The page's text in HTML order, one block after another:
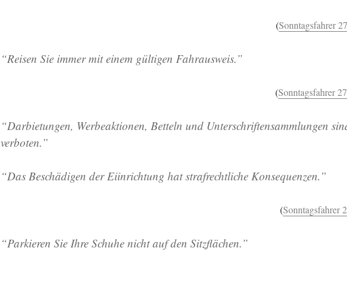
(Sonntagsfahrer
“Reisen Sie immer mit einem gültigen Fahrausweis.”
(Sonntagsfahrer
“Darbietungen, Werbeaktionen, Betteln und Unterschriftensammlungen
verboten.”
“Das Beschädigen der Eiinrichtung hat strafrechtliche Konsequenzen.”
(Sonntagsfahrer
“Parkieren Sie Ihre Schuhe nicht auf den Sitzflächen.”